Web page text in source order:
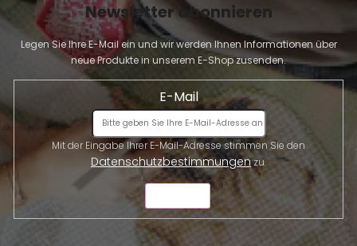
Newsletter abonnieren
Legen Sie Ihre E-Mail ein und wir werden Ihnen Informationen über
neue Produkte in unserem E-Shop zusenden.
E-Mail
Datenschutzbestimmungenzu.